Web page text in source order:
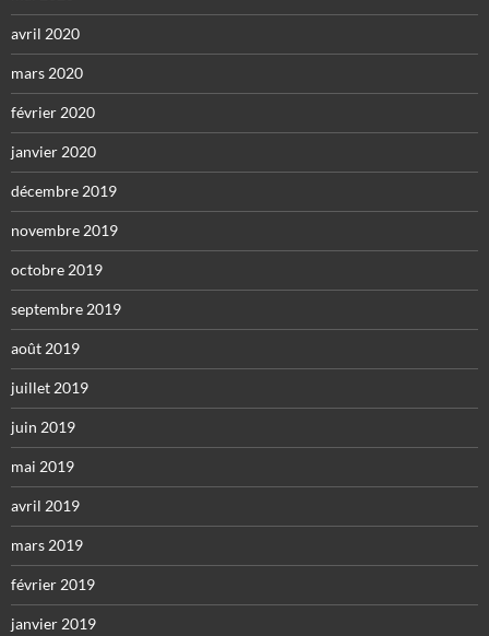
avril 2020
mars 2020
février 2020
janvier 2020
décembre 2019
novembre 2019
octobre 2019
septembre 2019
août 2019
juillet 2019
juin 2019
mai 2019
avril 2019
mars 2019
février 2019
janvier 2019